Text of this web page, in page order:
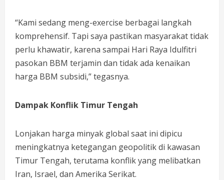
“Kami sedang meng-exercise berbagai langkah
komprehensif. Tapi saya pastikan masyarakat tidak
perlu khawatir, karena sampai Hari Raya Idulfitri
pasokan BBM terjamin dan tidak ada kenaikan
harga BBM subsidi,” tegasnya.
Dampak Konflik Timur Tengah
Lonjakan harga minyak global saat ini dipicu
meningkatnya ketegangan geopolitik di kawasan
Timur Tengah, terutama konflik yang melibatkan
Iran, Israel, dan Amerika Serikat.